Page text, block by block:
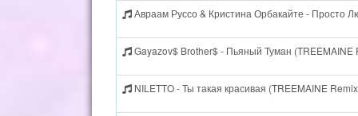
Авраам Руссо & Кристина Орбакайте - Просто
Gayazov$ Brother$ - Пьяный Туман (TREEMAINE
NILETTO - Ты такая красивая (TREEMAINE